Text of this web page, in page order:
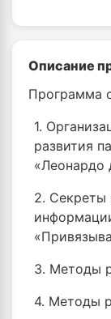
Описание
Программа
1.
развития
«Леонардо
2. Секреты
3. Методы
4. Методы